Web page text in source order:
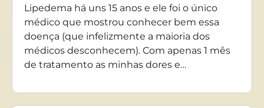
Lipedema há uns 15 anos e ele foi o único
médico que mostrou conhecer bem essa
doença (que infelizmente a maioria dos
médicos desconhecem). Com apenas 1 mês
de tratamento as minhas dores e…